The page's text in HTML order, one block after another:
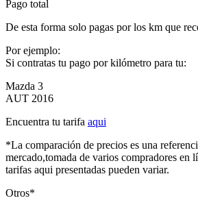
Pago total
De esta forma solo pagas por los km que
Por ejemplo:
Si contratas tu pago por kilómetro para tu:
Mazda 3
AUT 2016
Encuentra tu tarifa aqui
*La comparación de precios es una
mercado,tomada de varios compradores en
tarifas aqui presentadas pueden variar.
Otros*